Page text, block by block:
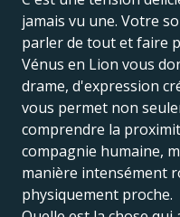
jamais vu une. Votre
parler de tout et faire
Vénus en Lion vous
drame, d'expression
vous permet non
comprendre la
compagnie humaine,
manière intensément
physiquement proche.